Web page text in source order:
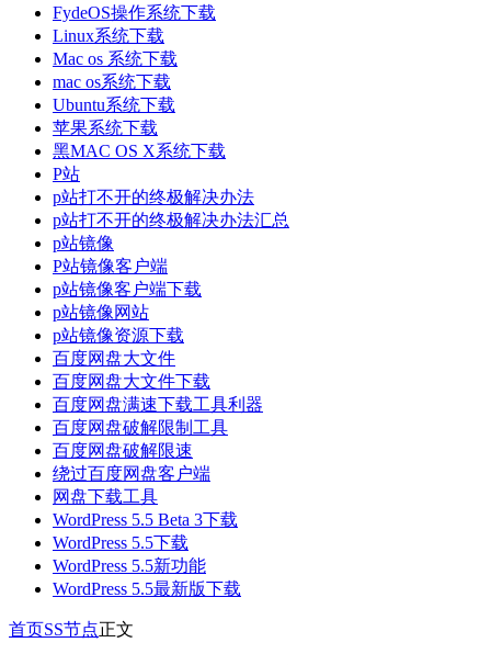
FydeOS操作系统下载
Linux系统下载
Mac os 系统下载
mac os系统下载
Ubuntu系统下载
苹果系统下载
黑MAC OS X系统下载
P站
p站打不开的终极解决办法
p站打不开的终极解决办法汇总
p站镜像
P站镜像客户端
p站镜像客户端下载
p站镜像网站
p站镜像资源下载
百度网盘大文件
百度网盘大文件下载
百度网盘满速下载工具利器
百度网盘破解限制工具
百度网盘破解限速
绕过百度网盘客户端
网盘下载工具
WordPress 5.5 Beta 3下载
WordPress 5.5下载
WordPress 5.5新功能
WordPress 5.5最新版下载
首页SS节点正文